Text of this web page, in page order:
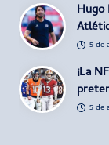
Hugo
5 de
¡La
5 de